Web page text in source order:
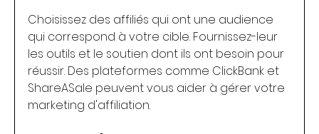
Choisissez des affiliés qui ont une audience
qui correspond à votre cible. Fournissez-leur
les outils et le soutien dont ils ont besoin pour
réussir. Des plateformes comme ClickBank et
ShareASale peuvent vous aider à gérer votre
marketing d'affiliation.